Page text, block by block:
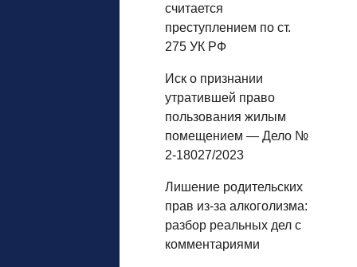
считается
преступлением по ст.
275 УК РФ
Иск о признании
утратившей право
пользования жилым
помещением — Дело №
2-18027/2023
Лишение родительских
прав из‑за алкоголизма:
разбор реальных дел с
комментариями